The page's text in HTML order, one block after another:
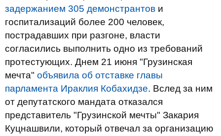
задержанием 305 демонстрантов и
госпитализаций более 200 человек,
пострадавших при разгоне, власти
согласились выполнить одно из требований
протестующих. Днем 21 июня "Грузинская
мечта" объявила об отставке главы
парламента Ираклия Кобахидзе. Вслед за ним
от депутатского мандата отказался
представитель "Грузинской мечты" Закария
Куцнашвили, который отвечал за организацию